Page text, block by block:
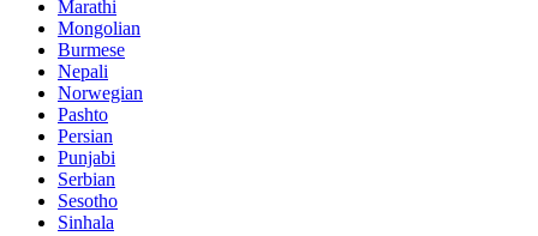
Marathi
Mongolian
Burmese
Nepali
Norwegian
Pashto
Persian
Punjabi
Serbian
Sesotho
Sinhala